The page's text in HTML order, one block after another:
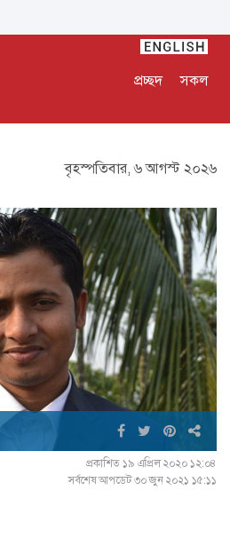
প্রচ্ছদ সকল
বৃহস্পতিবার, ৬ আগস্ট ২০২৬
প্রকাশিত ১৯ এপ্রিল ২০২০ ১২:০৪
সর্বশেষ আপডেট ৩০ জুন ২০২১ ১৫:১১